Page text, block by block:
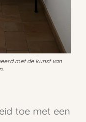
met de kunst van
toe met een